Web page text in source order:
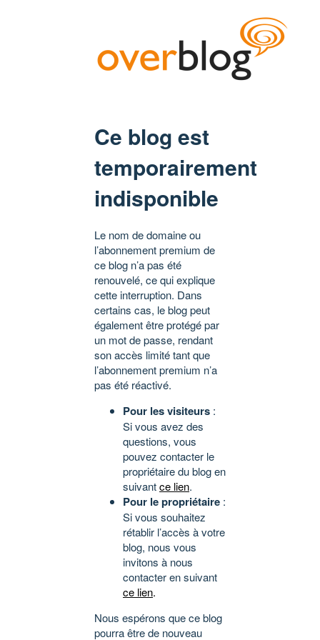
Ce blog est
temporairement
indisponible
Le nom de domaine ou
l’abonnement premium de
ce blog n’a pas été
renouvelé, ce qui explique
cette interruption. Dans
certains cas, le blog peut
également être protégé par
un mot de passe, rendant
son accès limité tant que
l’abonnement premium n’a
pas été réactivé.
Pour les visiteurs :
Si vous avez des
questions, vous
pouvez contacter le
propriétaire du blog en
suivantce lien.
Pour le propriétaire :
Si vous souhaitez
rétablir l’accès à votre
blog, nous vous
invitons à nous
contacter en suivant
ce lien.
Nous espérons que ce blog
pourra être de nouveau